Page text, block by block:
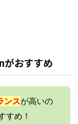
おすすめ
ンスが高いの
すめ！